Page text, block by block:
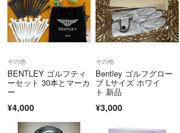
その他
BENTLEY ゴルフティ
ーセット 30本とマーカ
ー
¥4,000
その他
Bentley ゴルフグロー
ブ Lサイズ ホワイ
ト 新品
¥3,000